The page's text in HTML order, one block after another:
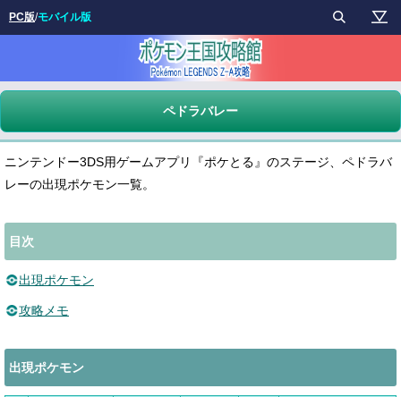
ペドラバレー
ニンテンドー3DS用ゲームアプリ『ポケとる』のステージ、ペドラバ
レーの出現ポケモン一覧。
目次
出現ポケモン
攻略メモ
出現ポケモン
PC版/モバイル版